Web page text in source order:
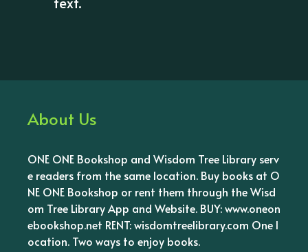
About Us
ONE ONE Bookshop and Wisdom Tree Library serv
e readers from the same location. Buy books at O
NE ONE Bookshop or rent them through the Wisd
om Tree Library App and Website. BUY: www.oneon
ebookshop.net RENT: wisdomtreelibrary.com One l
ocation. Two ways to enjoy books.